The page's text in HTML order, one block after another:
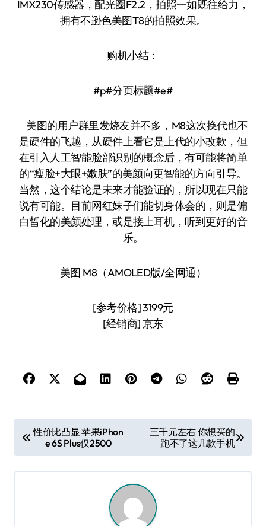
IMX230传感器，配光圈F2.2，拍照一如既往给力，
拥有不逊色美图T8的拍照效果。
购机小结：
#p#分页标题#e#
美图的用户群里发烧友并不多，M8这次换代也不
是硬件的飞越，从硬件上看它是上代的小改款，但
在引入人工智能脸部识别的概念后，有可能将简单
的“瘦脸+大眼+嫩肤”的美颜向更智能的方向引导。
当然，这个结论是未来才能验证的，所以现在只能
说有可能。目前网红妹子们能切身体会的，则是偏
白皙化的美颜处理，或是接上耳机，听到更好的音
乐。
美图 M8（AMOLED版/全网通）
[参考价格] 3199元
[经销商] 京东
章
导
性价比凸显 苹果iPhon
e 6S Plus仅2500
三千元左右 你想买的
跑不了这几款手机